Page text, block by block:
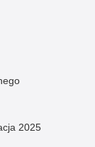
2025